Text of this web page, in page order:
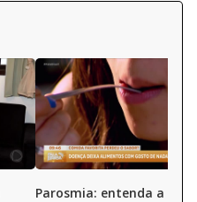
Parosmia: entenda a